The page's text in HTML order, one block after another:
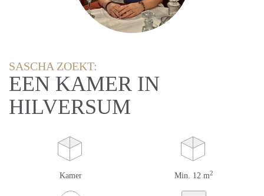
SASCHA ZOEKT:
EEN KAMER IN
HILVERSUM
Kamer Min. 12 m2